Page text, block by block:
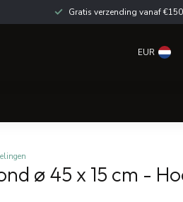
Gratis verzending vanaf €150
EUR
ø 45 x 15 cm -